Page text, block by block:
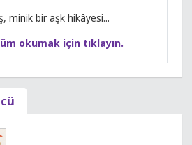
minik bir aşk hikâyesi...
okumak için tıklayın.